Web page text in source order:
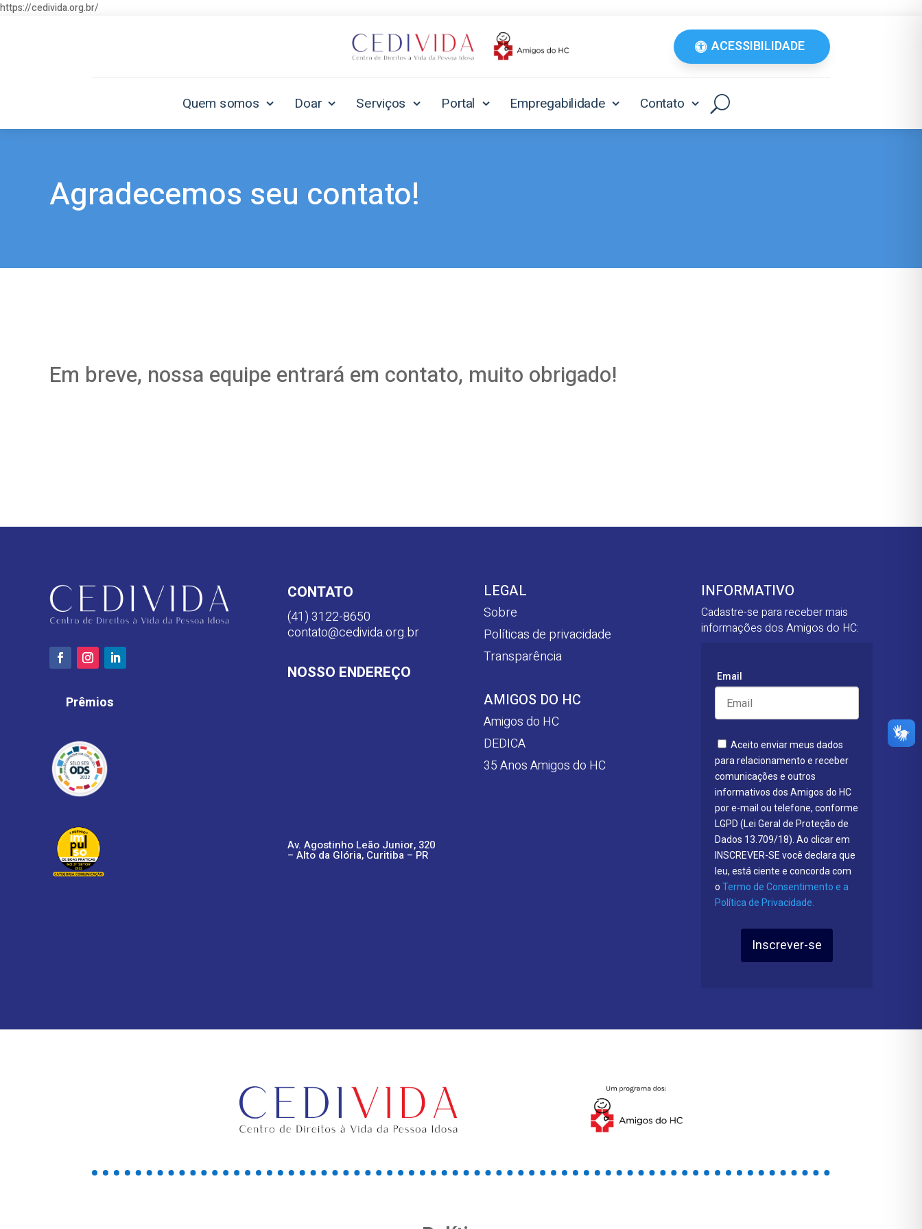
https://cedivida.org.br/
ACESSIBILIDADE
Quem somos Doar Serviços Portal Empregabilidade Contato
Agradecemos seu contato!
Em breve, nossa equipe entrará em contato, muito obrigado!
Prêmios
CONTATO
(41) 3122-8650
contato@cedivida.org.br
NOSSO ENDEREÇO
Av. Agostinho Leão Junior, 320
– Alto da Glória, Curitiba – PR
LEGAL
Sobre
Políticas de privacidade
Transparência
AMIGOS DO HC
Amigos do HC
DEDICA
35 Anos Amigos do HC
INFORMATIVO
Cadastre-se para receber mais
informações dos Amigos do HC:
Email
Aceito enviar meus dados
para relacionamento e receber
comunicações e outros
informativos dos Amigos do HC
por e-mail ou telefone, conforme
LGPD (Lei Geral de Proteção de
Dados 13.709/18). Ao clicar em
INSCREVER-SE você declara que
leu, está ciente e concorda com
o Termo de Consentimento e a
Política de Privacidade.
Inscrever-se